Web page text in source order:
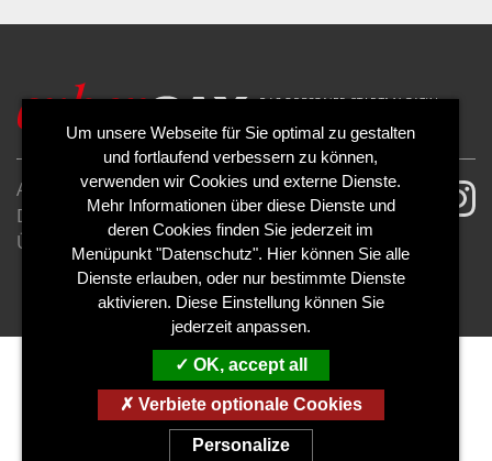
AGB
Impressum
Datenschutzerklärung
Cookies
Über uns
Kontakt
Mediadaten
Abo kündigen
Abo widerrufen
Um unsere Webseite für Sie optimal zu gestalten
und fortlaufend verbessern zu können,
verwenden wir Cookies und externe Dienste.
Mehr Informationen über diese Dienste und
deren Cookies finden Sie jederzeit im
Menüpunkt "Datenschutz". Hier können Sie alle
Dienste erlauben, oder nur bestimmte Dienste
aktivieren. Diese Einstellung können Sie
jederzeit anpassen.
OK, accept all
Verbiete optionale Cookies
Personalize